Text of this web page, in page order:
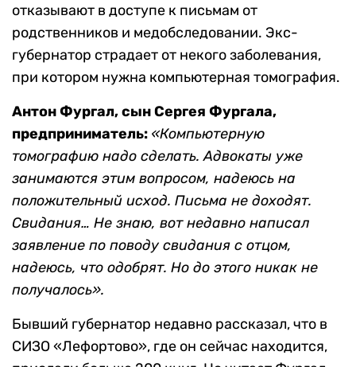
отказывают в доступе к письмам от
родственников и медобследовании. Экс-
губернатор страдает от некого заболевания,
при котором нужна компьютерная томография.
Антон Фургал, сын Сергея Фургала,
предприниматель: «Компьютерную
томографию надо сделать. Адвокаты уже
занимаются этим вопросом, надеюсь на
положительный исход. Письма не доходят.
Свидания… Не знаю, вот недавно написал
заявление по поводу свидания с отцом,
надеюсь, что одобрят. Но до этого никак не
получалось».
Бывший губернатор недавно рассказал, что в
СИЗО «Лефортово», где он сейчас находится,